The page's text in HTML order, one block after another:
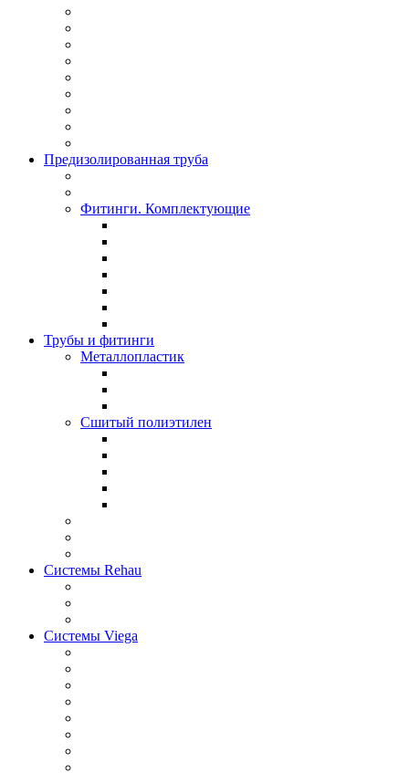
Предизолированная труба
Фитинги. Комплектующие
Трубы и фитинги
Металлопластик
Сшитый полиэтилен
Системы Rehau
Системы Viega